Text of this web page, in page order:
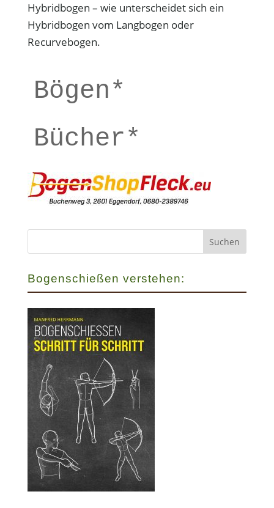
Hybridbogen – wie unterscheidet sich ein
Hybridbogen vom Langbogen oder
Recurvebogen.
Bögen*
Bücher*
Bogenschießen verstehen: